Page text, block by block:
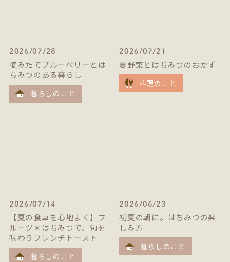
2026/07/28
摘みたてブルーベリーとは
ちみつのある暮らし
暮らしのこと
2026/07/21
夏野菜とはちみつのおかず
料理のこと
2026/07/14
【夏の食卓を心地よく】フ
ルーツ×はちみつで、旬を
味わうフレンチトースト
暮らしのこと
2026/06/23
初夏の朝に。はちみつの楽
しみ方
暮らしのこと